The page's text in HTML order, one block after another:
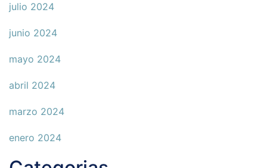
julio 2024
junio 2024
mayo 2024
abril 2024
marzo 2024
enero 2024